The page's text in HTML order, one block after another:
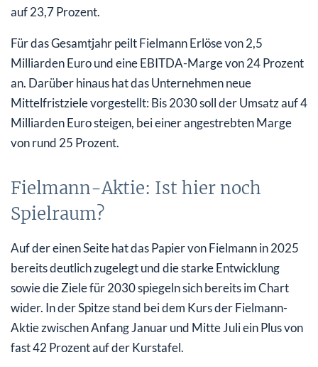
auf 23,7 Prozent.
Für das Gesamtjahr peilt Fielmann Erlöse von 2,5
Milliarden Euro und eine EBITDA-Marge von 24 Prozent
an. Darüber hinaus hat das Unternehmen neue
Mittelfristziele vorgestellt: Bis 2030 soll der Umsatz auf 4
Milliarden Euro steigen, bei einer angestrebten Marge
von rund 25 Prozent.
Fielmann-Aktie: Ist hier noch
Spielraum?
Auf der einen Seite hat das Papier von Fielmann in 2025
bereits deutlich zugelegt und die starke Entwicklung
sowie die Ziele für 2030 spiegeln sich bereits im Chart
wider. In der Spitze stand bei dem Kurs der Fielmann-
Aktie zwischen Anfang Januar und Mitte Juli ein Plus von
fast 42 Prozent auf der Kurstafel.